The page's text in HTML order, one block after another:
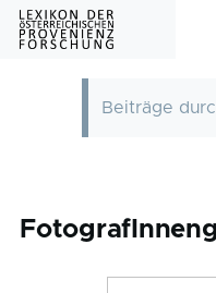
Skip to main content